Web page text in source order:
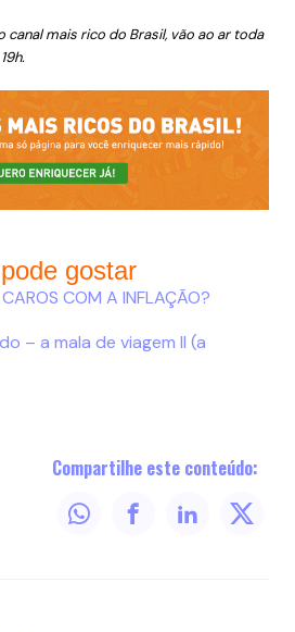
canal mais rico do Brasil, vão ao ar toda
gostar
COM A INFLAÇÃO?
– a mala de viagem II (a
Compartilhe este conteúdo: